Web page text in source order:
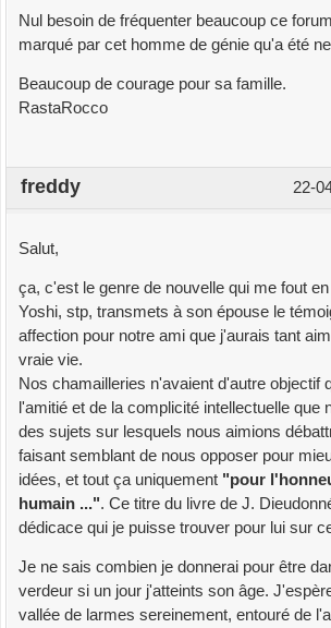
Nul besoin de fréquenter beaucoup ce
marqué par cet homme de génie qu'a été
Beaucoup de courage pour sa famille.
RastaRocco
22-
freddy
Salut,
ça, c'est le genre de nouvelle qui me fout en
Yoshi, stp, transmets à son épouse le
affection pour notre ami que j'aurais tant
vraie vie.
Nos chamailleries n'avaient d'autre objectif
l'amitié et de la complicité intellectuelle que
des sujets sur lesquels nous aimions
faisant semblant de nous opposer pour
idées, et tout ça uniquement "pour
humain ...". Ce titre du livre de J.
dédicace qui je puisse trouver pour lui sur
Je ne sais combien je donnerai pour être
verdeur si un jour j'atteints son âge.
vallée de larmes sereinement, entouré de